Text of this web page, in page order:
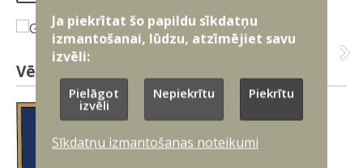
Vēsture un simbolika
Ja piekrītat šo papildu sīkdatņu
izmantošanai, lūdzu, atzīmējiet savu
izvēli:
Pielāgot
izvēli
Nepiekrītu Piekrītu
Sīkdatņu izmantošanas noteikumi